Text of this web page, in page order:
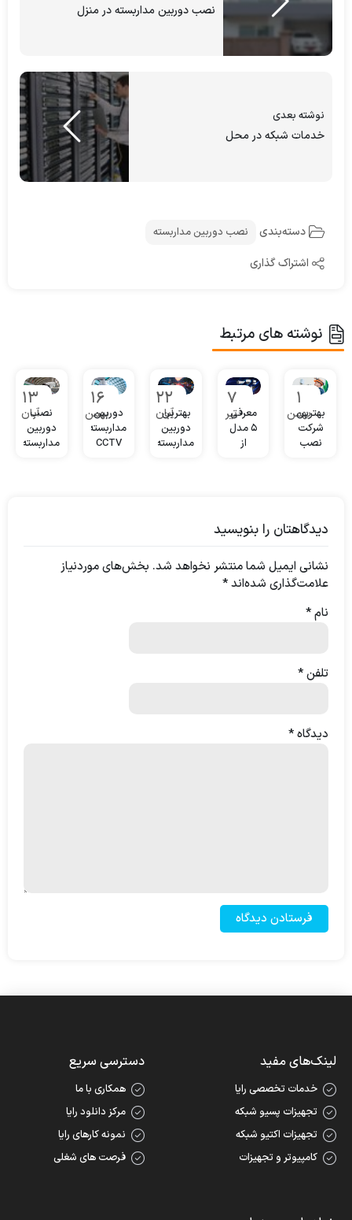
نصب دوربین مداربسته در منزل
نوشته بعدی
خدمات شبکه در محل
دسته‌بندی نصب دوربین مداربسته
اشتراک گذاری
نوشته های مرتبط
1
بهمن
بهترین
شرکت
نصب
7
تیر
معرفی
5 مدل
از
22
آبان
بهترین
دوربین
مداربسته
16
بهمن
دوربین
مداربسته
CCTV
13
آباننصب
دوربین
مداربسته
دیدگاهتان را بنویسید
نشانی ایمیل شما منتشر نخواهد شد. بخش‌های موردنیاز
علامت‌گذاری شده‌اند*
نام*
تلفن*
دیدگاه*
لینک‌های مفید
خدمات تخصصی رایا
تجهیزات پسیو شبکه
تجهیزات اکتیو شبکه
کامپیوتر و تجهیزات
دسترسی سریع
همکاری با ما
مرکز دانلود رایا
نمونه کارهای رایا
فرصت های شغلی